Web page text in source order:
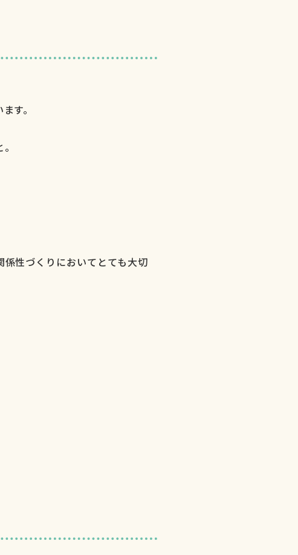
す。
係性づくりにおいてとても大切